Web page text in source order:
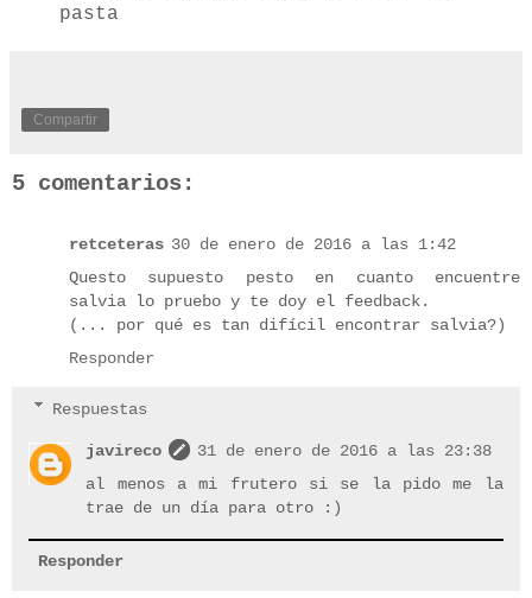
pasta
Compartir
5 comentarios:
retceteras 30 de enero de 2016 a las 1:42
Questo supuesto pesto en cuanto encuentre
salvia lo pruebo y te doy el feedback.
(... por qué es tan difícil encontrar salvia?)
Responder
Respuestas
javireco
31 de enero de 2016 a las 23:38
al menos a mi frutero si se la pido me la
trae de un día para otro :)
Responder